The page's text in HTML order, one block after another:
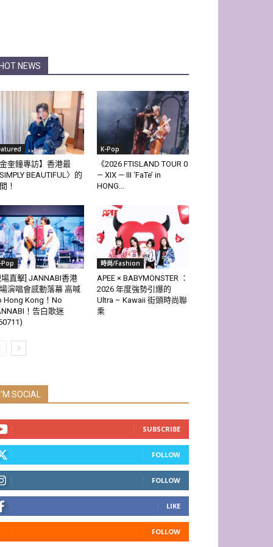
HOT NEWS
金奎鐘專訪】香港最
SIMPLY BEAUTIFUL〉的
！
K-Pop
《2026 FTISLAND TOUR 0
— XIX — III ‘FaTe’ in
HONG...
Pop
場直擊] JANNABI香港
演唱會感動落幕 高喊
Hong Kong！No
！告白歌迷
時尚/Fashion
APEE × BABYMONSTER ：
2026 年度強勢引爆的
Ultra – Kawaii 街頭時尚聯
乘
I'M SOCIAL
SUBSCRIBE
FOLLOW
FOLLOW
LIKE
FOLLOW